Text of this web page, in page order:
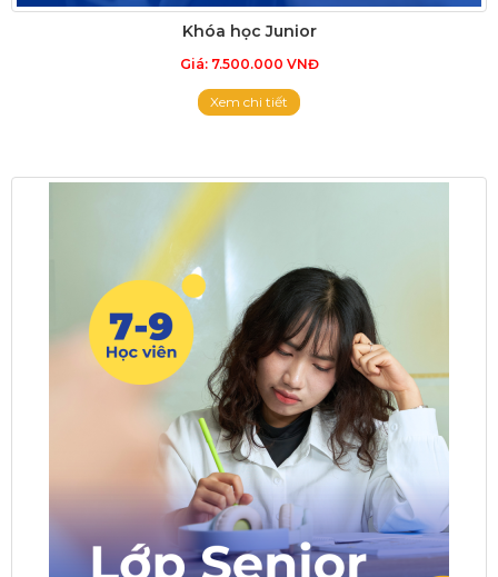
Khóa học Junior
Giá: 7.500.000 VNĐ
Xem chi tiết